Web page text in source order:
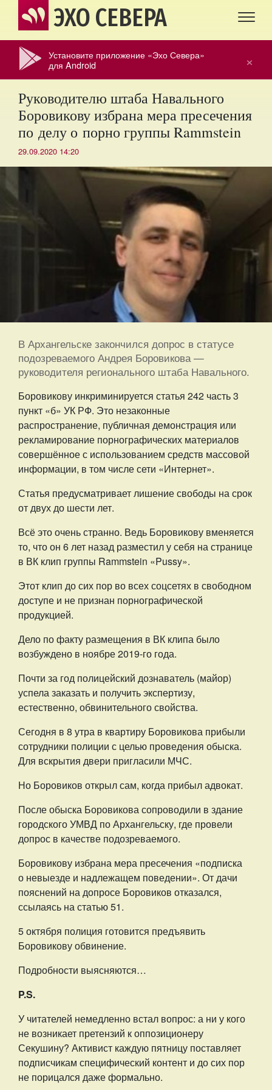
ЭХО СЕВЕРА
×
Установите приложение «Эхо Севера»
для Android
Руководителю штаба Навального
Боровикову избрана мера пресечения
по делу о порно группы Rammstein
29.09.2020 14:20
В Архангельске закончился допрос в статусе
подозреваемого Андрея Боровикова —
руководителя регионального штаба Навального.
Боровикову инкриминируется статья 242 часть 3
пункт «б» УК РФ. Это незаконные
распространение, публичная демонстрация или
рекламирование порнографических материалов
совершённое с использованием средств массовой
информации, в том числе сети «Интернет».
Статья предусматривает лишение свободы на срок
от двух до шести лет.
Всё это очень странно. Ведь Боровикову вменяется
то, что он 6 лет назад разместил у себя на странице
в ВК клип группы Rammstein «Pussy».
Этот клип до сих пор во всех соцсетях в свободном
доступе и не признан порнографической
продукцией.
Дело по факту размещения в ВК клипа было
возбуждено в ноябре 2019-го года.
Почти за год полицейский дознаватель (майор)
успела заказать и получить экспертизу,
естественно, обвинительного свойства.
Сегодня в 8 утра в квартиру Боровикова прибыли
сотрудники полиции с целью проведения обыска.
Для вскрытия двери пригласили МЧС.
Но Боровиков открыл сам, когда прибыл адвокат.
После обыска Боровикова сопроводили в здание
городского УМВД по Архангельску, где провели
допрос в качестве подозреваемого.
Боровикову избрана мера пресечения «подписка
о невыезде и надлежащем поведении». От дачи
пояснений на допросе Боровиков отказался,
ссылаясь на статью 51.
5 октября полиция готовится предъявить
Боровикову обвинение.
Подробности выясняются…
P.S.
У читателей немедленно встал вопрос: а ни у кого
не возникает претензий к оппозиционеру
Секушину? Активист каждую пятницу поставляет
подписчикам специфический контент и до сих пор
не порицался даже формально.